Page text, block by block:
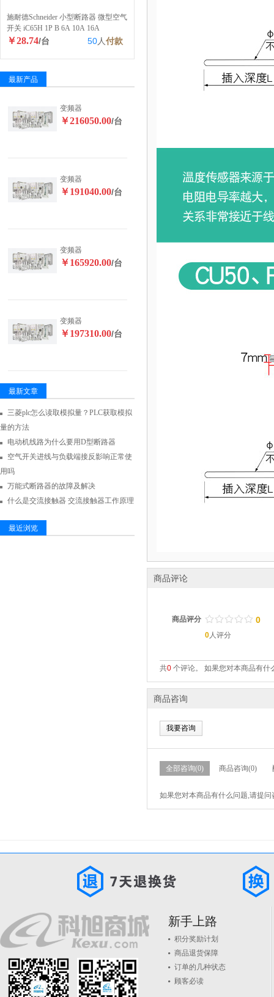
施耐德Schneider 小型断路器 微型空气
开关 iC65H 1P B 6A 10A 16A
￥28.74/台 50人付款
最新产品
变频器
￥216050.00/台
变频器
￥191040.00/台
变频器
￥165920.00/台
变频器
￥197310.00/台
最新文章
三菱plc怎么读取模拟量？PLC获取模拟
量的方法
电动机线路为什么要用D型断路器
空气开关进线与负载端接反影响正常使
用吗
万能式断路器的故障及解决
什么是交流接触器 交流接触器工作原理
最近浏览
商品评论
商品评分 / / / / /
. . . . . 0
0人评分
共0 个评论。 如果您对本商品有什
商品咨询
我要咨询
全部咨询(0) 商品咨询(0)
如果您对本商品有什么问题,请提问
新手上路
积分奖励计划
商品退货保障
订单的几种状态
顾客必读